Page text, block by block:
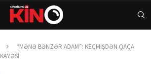
“MƏNƏ BƏNZƏR ADAM”: KEÇMİŞDƏN QAÇA